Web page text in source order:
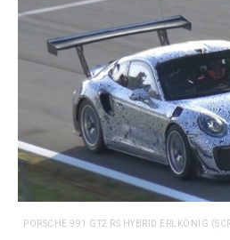
PORSCHE 991 GT2 RS HYBRID ERLKÖNIG